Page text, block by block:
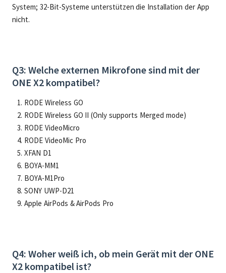
System; 32-Bit-Systeme unterstützen die Installation der App
nicht.
Q3: Welche externen Mikrofone sind mit der
ONE X2 kompatibel?
RODE Wireless GO
RODE Wireless GO II (Only supports Merged mode)
RODE VideoMicro
RODE VideoMic Pro
XFAN D1
BOYA-MM1
BOYA-M1Pro
SONY UWP-D21
Apple AirPods & AirPods Pro
Q4: Woher weiß ich, ob mein Gerät mit der ONE
X2 kompatibel ist?